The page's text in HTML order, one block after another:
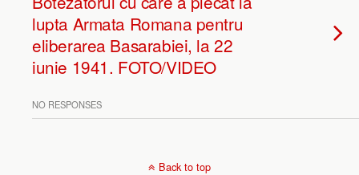
lupta Armata Romana pentru
eliberarea Basarabiei, la 22
iunie 1941. FOTO/VIDEO
NO RESPONSES
Back to top